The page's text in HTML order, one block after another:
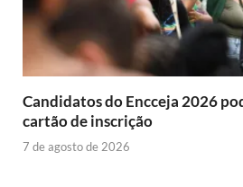
Candidatos do Encceja 2026
cartão de inscrição
7 de agosto de 2026